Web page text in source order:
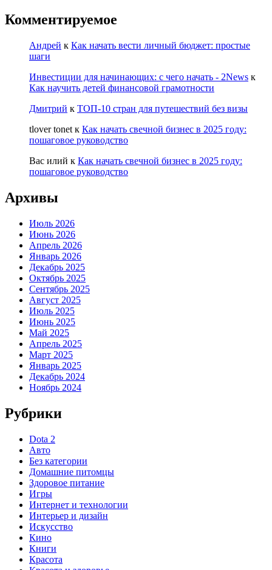
Комментируемое
Андрей к Как начать вести личный бюджет: простые
шаги
Инвестиции для начинающих: с чего начать - 2News к
Как научить детей финансовой грамотности
Дмитрий к ТОП-10 стран для путешествий без визы
tlover tonet к Как начать свечной бизнес в 2025 году:
пошаговое руководство
Вас илий к Как начать свечной бизнес в 2025 году:
пошаговое руководство
Архивы
Июль 2026
Июнь 2026
Апрель 2026
Январь 2026
Декабрь 2025
Октябрь 2025
Сентябрь 2025
Август 2025
Июль 2025
Июнь 2025
Май 2025
Апрель 2025
Март 2025
Январь 2025
Декабрь 2024
Ноябрь 2024
Рубрики
Dota 2
Авто
Без категории
Домашние питомцы
Здоровое питание
Игры
Интернет и технологии
Интерьер и дизайн
Искусство
Кино
Книги
Красота